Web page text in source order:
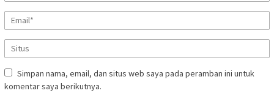
Simpan nama, email, dan situs web saya pada peramban ini untuk
komentar saya berikutnya.